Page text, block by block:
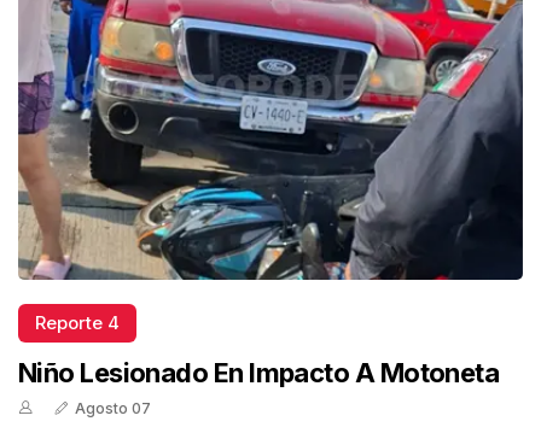
Reporte 4
Niño Lesionado En Impacto A Motoneta
Agosto 07